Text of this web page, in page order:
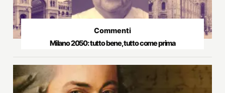
Commenti
Milano 2050: tutto bene, tutto come prima